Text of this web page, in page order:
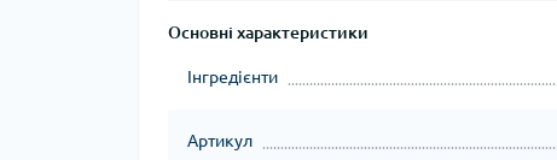
Основні характеристики
Інгредієнти
Артикул